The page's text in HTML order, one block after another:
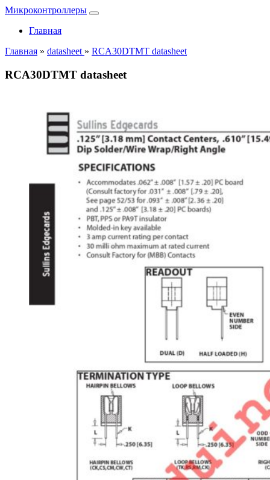
Микроконтроллеры
Главная
Главная » datasheet » RCA30DTMT datasheet
RCA30DTMT datasheet